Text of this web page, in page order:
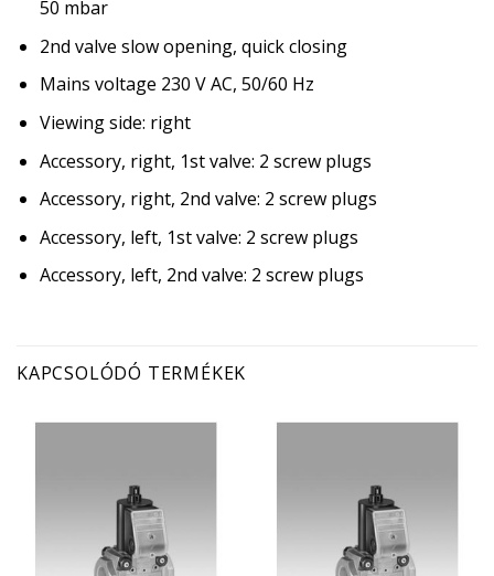
50 mbar
2nd valve slow opening, quick closing
Mains voltage 230 V AC, 50/60 Hz
Viewing side: right
Accessory, right, 1st valve: 2 screw plugs
Accessory, right, 2nd valve: 2 screw plugs
Accessory, left, 1st valve: 2 screw plugs
Accessory, left, 2nd valve: 2 screw plugs
KAPCSOLÓDÓ TERMÉKEK